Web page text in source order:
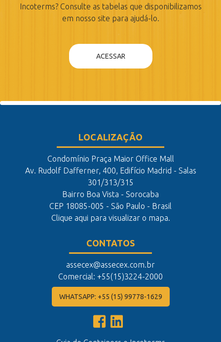
Incoterms? Consulte as tabelas que disponibilizamos
em nosso site para ajudá-lo.
ACESSAR
LOCALIZAÇÃO
Condomínio Praça Maior Office Mall
Av. Rudolf Dafferner, 400, Edifício Madrid - Salas
301/313/315
Bairro Boa Vista - Sorocaba
CEP 18085-005 - São Paulo - Brasil
Clique aqui para visualizar o mapa.
CONTATOS
assecex@assecex.com.br
Comercial: +55(15)3224-2000
WHATSAPP: +55 (15) 99778-1629